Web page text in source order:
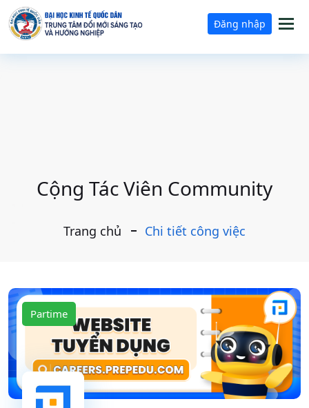
Đăng nhập
Cộng Tác Viên Community
Trang chủ Chi tiết công việc
Partime